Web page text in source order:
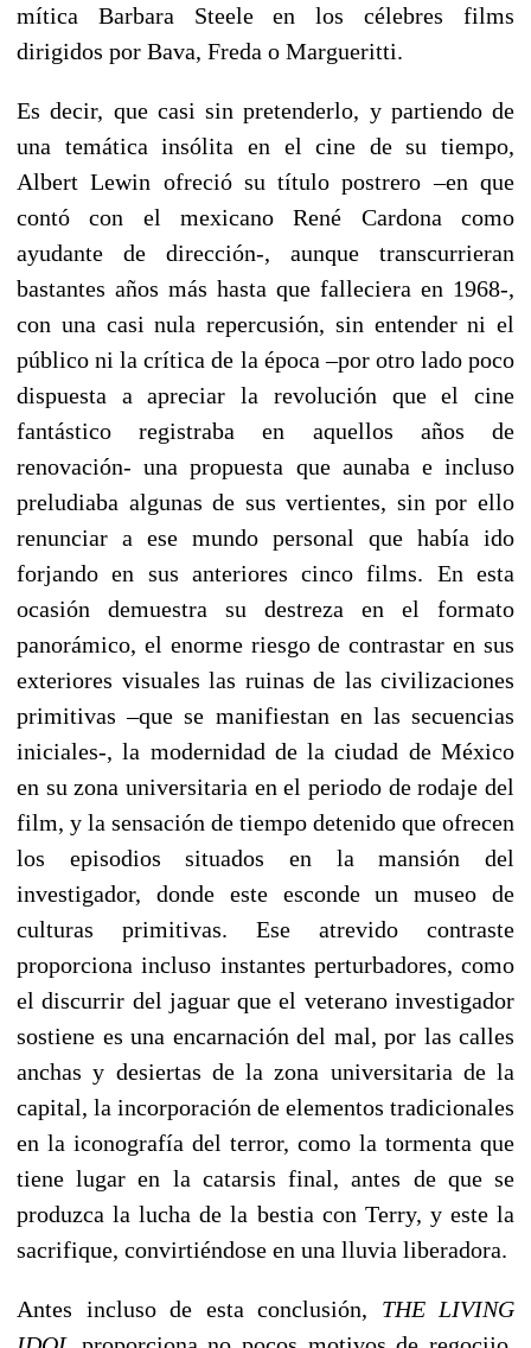
mítica Barbara Steele en los célebres films
dirigidos por Bava, Freda o Margueritti.
Es decir, que casi sin pretenderlo, y partiendo de
una temática insólita en el cine de su tiempo,
Albert Lewin ofreció su título postrero –en que
contó con el mexicano René Cardona como
ayudante de dirección-, aunque transcurrieran
bastantes años más hasta que falleciera en 1968-,
con una casi nula repercusión, sin entender ni el
público ni la crítica de la época –por otro lado poco
dispuesta a apreciar la revolución que el cine
fantástico registraba en aquellos años de
renovación- una propuesta que aunaba e incluso
preludiaba algunas de sus vertientes, sin por ello
renunciar a ese mundo personal que había ido
forjando en sus anteriores cinco films. En esta
ocasión demuestra su destreza en el formato
panorámico, el enorme riesgo de contrastar en sus
exteriores visuales las ruinas de las civilizaciones
primitivas –que se manifiestan en las secuencias
iniciales-, la modernidad de la ciudad de México
en su zona universitaria en el periodo de rodaje del
film, y la sensación de tiempo detenido que ofrecen
los episodios situados en la mansión del
investigador, donde este esconde un museo de
culturas primitivas. Ese atrevido contraste
proporciona incluso instantes perturbadores, como
el discurrir del jaguar que el veterano investigador
sostiene es una encarnación del mal, por las calles
anchas y desiertas de la zona universitaria de la
capital, la incorporación de elementos tradicionales
en la iconografía del terror, como la tormenta que
tiene lugar en la catarsis final, antes de que se
produzca la lucha de la bestia con Terry, y este la
sacrifique, convirtiéndose en una lluvia liberadora.
Antes incluso de esta conclusión, THE LIVING